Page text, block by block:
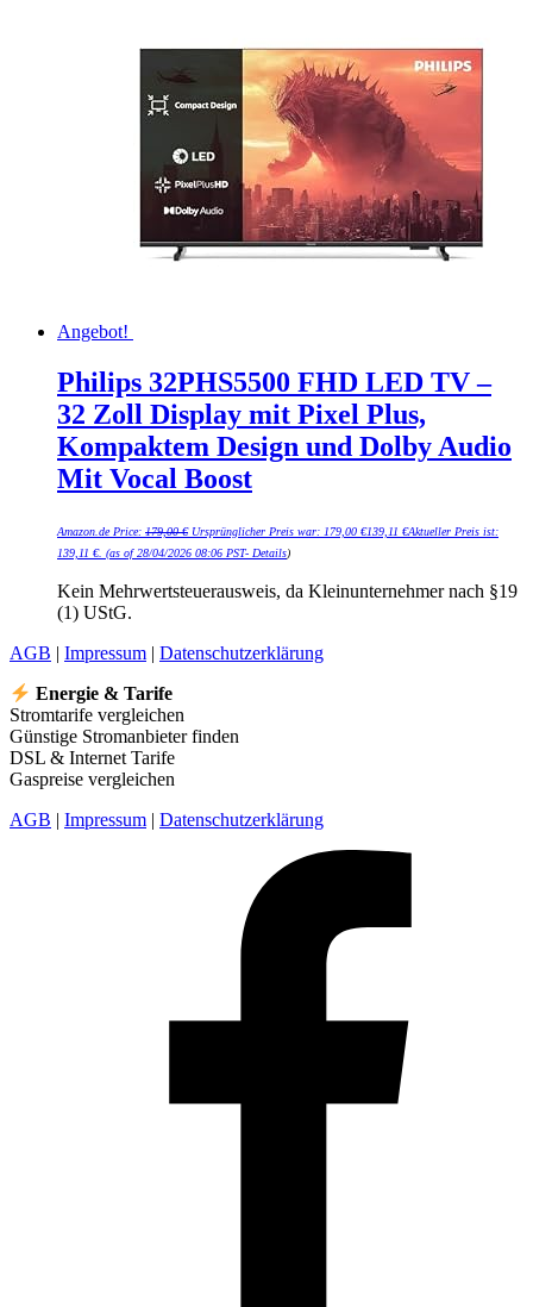
Angebot!
Philips 32PHS5500 FHD LED TV –
32 Zoll Display mit Pixel Plus,
Kompaktem Design und Dolby Audio
Mit Vocal Boost
Amazon.de Price: 179,00€ Ursprünglicher Preis war: 179,00 €139,11 €Aktueller Preis ist:
139,11 €. (as of 28/04/2026 08:06 PST- Details)
Kein Mehrwertsteuerausweis, da Kleinunternehmer nach §19
(1) UStG.
AGB | Impressum | Datenschutzerklärung
Energie & Tarife
Stromtarife vergleichen
Günstige Stromanbieter finden
DSL & Internet Tarife
Gaspreise vergleichen
AGB | Impressum | Datenschutzerklärung